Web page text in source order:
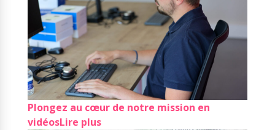
Plongez au cœur de notre mission en
vidéosLire plus